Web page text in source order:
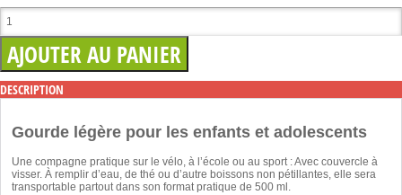
DESCRIPTION
Gourde légère pour les enfants et adolescents
Une compagne pratique sur le vélo, à l’école ou au sport : Avec couvercle à
visser. À remplir d’eau, de thé ou d’autre boissons non pétillantes, elle sera
transportable partout dans son format pratique de 500 ml.